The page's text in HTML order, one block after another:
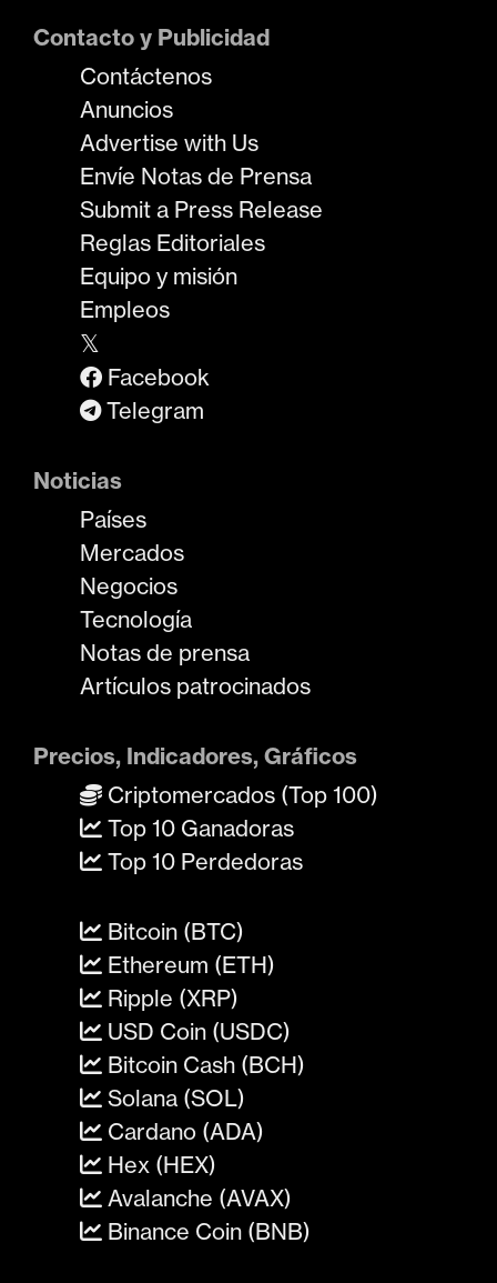
Contacto y Publicidad
Contáctenos
Anuncios
Advertise with Us
Envíe Notas de Prensa
Submit a Press Release
Reglas Editoriales
Equipo y misión
Empleos
𝕏
Facebook
Telegram
Noticias
Países
Mercados
Negocios
Tecnología
Notas de prensa
Artículos patrocinados
Precios, Indicadores, Gráficos
Criptomercados (Top 100)
Top 10 Ganadoras
Top 10 Perdedoras
Bitcoin (BTC)
Ethereum (ETH)
Ripple (XRP)
USD Coin (USDC)
Bitcoin Cash (BCH)
Solana (SOL)
Cardano (ADA)
Hex (HEX)
Avalanche (AVAX)
Binance Coin (BNB)